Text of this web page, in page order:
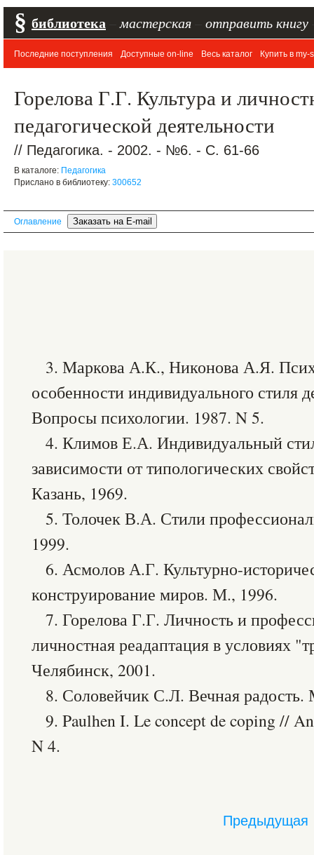
§ библиотека мастерская отправить книгу
Последние поступления Доступные on-line Весь каталог Купить в my-
Горелова Г.Г. Культура и
педагогической деятельности
// Педагогика. - 2002. - №6. - С. 61-66
В каталоге: Педагогика
Прислано в библиотеку: 300652
Оглавление
3. Маркова А.К., Никонова А.Я.
особенности индивидуального стиля
Вопросы психологии. 1987. N 5.
4. Климов Е.А. Индивидуальный
зависимости от типологических
Казань, 1969.
5. Толочек В.А. Стили
1999.
6. Асмолов А.Г. Культурно-
конструирование миров. М., 1996.
7. Горелова Г.Г. Личность и
личностная реадаптация в условиях
Челябинск, 2001.
8. Соловейчик С.Л. Вечная радость.
9. Paulhen I. Le concept de coping //
N 4.
Предыдущая